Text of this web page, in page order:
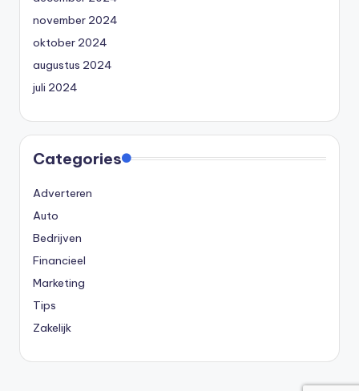
november 2024
oktober 2024
augustus 2024
juli 2024
Categories
Adverteren
Auto
Bedrijven
Financieel
Marketing
Tips
Zakelijk